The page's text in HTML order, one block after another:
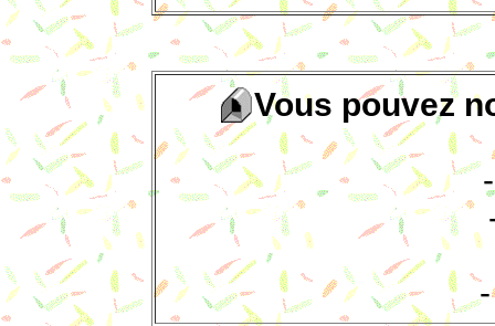
Vous pouvez